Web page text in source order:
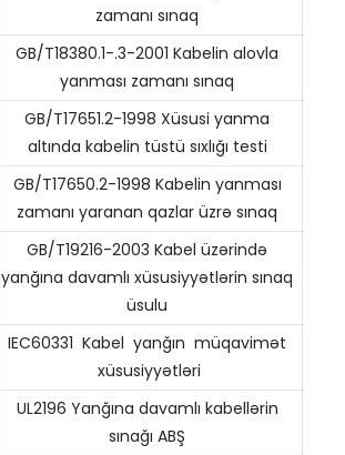
zamanı sınaq
GB/T18380.1-.3-2001 Kabelin alovla
yanması zamanı sınaq
GB/T17651.2-1998 Xüsusi yanma
altında kabelin tüstü sıxlığı testi
GB/T17650.2-1998 Kabelin yanması
zamanı yaranan qazlar üzrə sınaq
GB/T19216-2003 Kabel üzərində
yanğına davamlı xüsusiyyətlərin sınaq
üsulu
IEC60331 Kabel yanğın müqavimət
xüsusiyyətləri
UL2196 Yanğına davamlı kabellərin
sınağı ABŞ